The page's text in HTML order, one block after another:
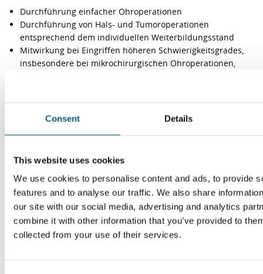
Consent Details
This website uses cookies
We use cookies to personalise content and ads, to provide
features and to analyse our traffic. We also share
our site with our social media, advertising and analytics
combine it with other information that you’ve provided to
collected from your use of their services.
Durchführung einfacher Ohroperationen
Durchführung von Hals- und Tumoroperationen
entsprechend dem individuellen Weiterbildungsstand
Mitwirkung bei Eingriffen höheren Schwierigkeitsgrades,
insbesondere bei mikrochirurgischen Ohroperationen,
neuroplastischen Eingriffen
Psychosoziale, umweltbedingte und interkulturelle Einflüsse
auf die Gesundheit
Maßnahmen der Qualitätssicherung und des
Qualitätsmanagements einschließlich Fehler- und
Risikomanagement
Kontakt